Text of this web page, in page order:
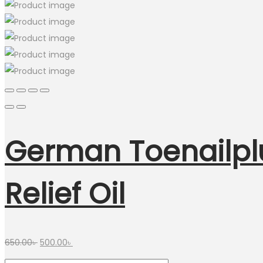
German
Relief Oil
650.00৳ Original
price
500.00৳
price